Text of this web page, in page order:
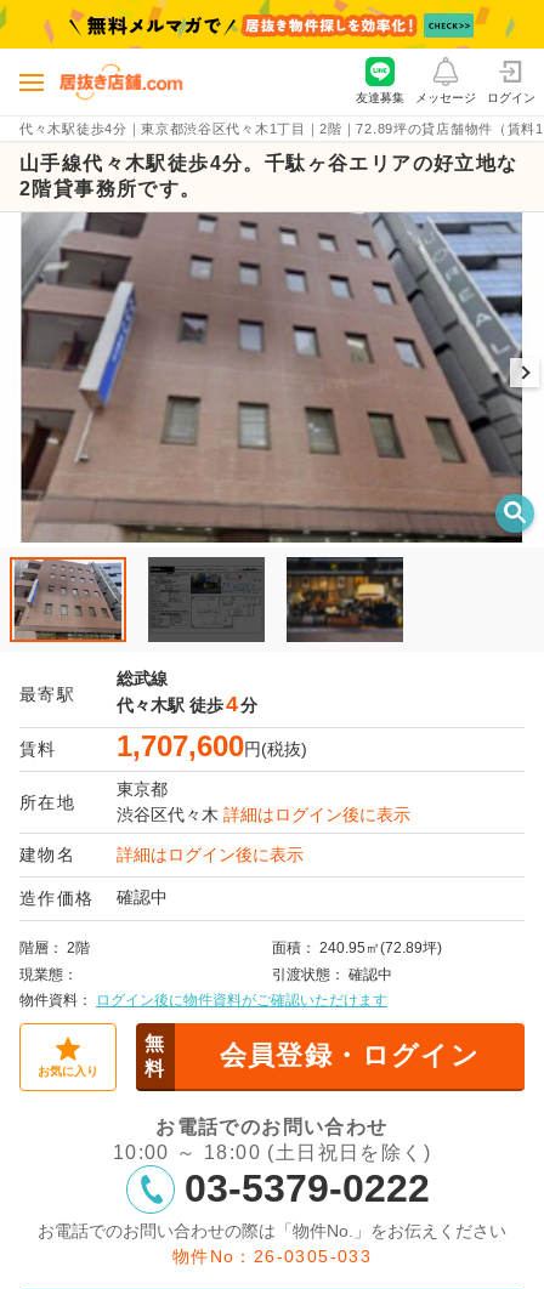
代々木駅徒歩4分｜東京都渋谷区代々木1丁目｜2階｜72.89坪の貸店舗物件（賃
友達募集 メッセージ ログイン
山手線代々木駅徒歩4分。千駄ヶ谷エリアの好立地な
2階貸事務所です。
最寄駅
総武線
代々木駅 徒歩4分
賃料 1,707,600円(税抜)
所在地
東京都
渋谷区代々木 詳細はログイン後に表示
建物名 詳細はログイン後に表示
造作価格 確認中
階層 2階 面積
240.95㎡(72.89坪)
現業態
引渡状態
確認中
物件資料
ログイン後に物件資料がご確認いただけます
お気に入り
無
料
会員登録・ログイン
お電話でのお問い合わせ
10:00 ～ 18:00 (土日祝日を除く)
03-5379-0222
お電話でのお問い合わせの際は「物件No.」をお伝えください
物件No：26-0305-033